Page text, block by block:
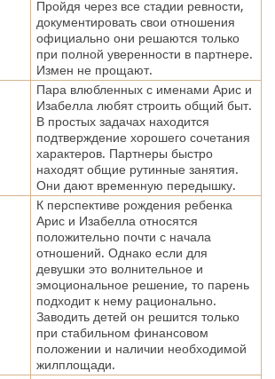
Пройдя через все стадии ревности,
документировать свои отношения
официально они решаются только
при полной уверенности в партнере.
Измен не прощают.
Пара влюбленных с именами Арис и
Изабелла любят строить общий быт.
В простых задачах находится
подтверждение хорошего сочетания
характеров. Партнеры быстро
находят общие рутинные занятия.
Они дают временную передышку.
К перспективе рождения ребенка
Арис и Изабелла относятся
положительно почти с начала
отношений. Однако если для
девушки это волнительное и
эмоциональное решение, то парень
подходит к нему рационально.
Заводить детей он решится только
при стабильном финансовом
положении и наличии необходимой
жилплощади.